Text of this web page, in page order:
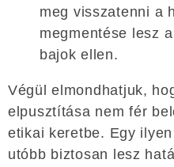
meg visszatenni a
megmentése lesz
bajok ellen.
Végül elmondhatjuk,
elpusztítása nem fér
etikai keretbe. Egy
utóbb biztosan lesz